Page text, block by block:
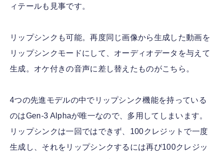
ィテールも見事です。
リップシンクも可能。再度同じ画像から生成した動画を
リップシンクモードにして、オーディオデータを与えて
生成。オケ付きの音声に差し替えたものがこちら。
4つの先進モデルの中でリップシンク機能を持っている
のはGen-3 Alphaが唯一なので、多用してしまいます。
リップシンクは一回ではできず、100クレジットで一度
生成し、それをリップシンクするには再び100クレジッ